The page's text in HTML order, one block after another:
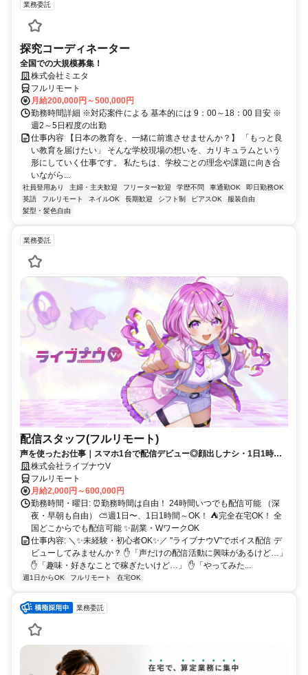
業務委託
探究コーディネーター
全国での大規模募集！
株式会社ミエタ
フルリモート
月給200,000円～500,000円
勤務時間詳細 ※対応案件による 基本的には 9：00～18：00 目安 ※
週2～5日程度の出勤
仕事内容 【日本の教育を、一緒に前進させませんか？】 「もっと良
い教育を届けたい」 そんな学校現場の想いを、カリキュラムという
形にしていく仕事です。 私たちは、学校ごとの理念や課題に向き合
いながら...
社員登用あり 主婦・主夫歓迎 フリーター歓迎 学歴不問 車通勤OK
即日勤務OK
英語
フルリモート ネイルOK 長期歓迎 シフト制 ピアスOK
服装自由
髪型・髪色自由
業務委託
配信スタッフ(フルリモート)
声を使ったお仕事｜スマホ1台で配信デビュー◎顔出しナシ・1日1時間
～OK♪
株式会社ライブナウV
フルリモート
月給2,000円～600,000円
勤務時間・曜日: ⏰勤務時間は自由！ 24時間いつでも配信可能 （深
夜・早朝も自由） ⛅週1日〜、1日1時間～OK！ ⛺完全在宅OK！ 全
国どこからでも配信可能 ✨副業・WワークOK
仕事内容: ＼✨未経験・初心者OK✨／ "ライブナウV"でボイス配信 デ
ビューしてみませんか？ ✋「声だけの配信活動に興味があるけど…」
✋「趣味・好きなことで稼ぎたいけど…」 ✋「やってみた...
週1日からOK フルリモート 在宅OK
業務委託